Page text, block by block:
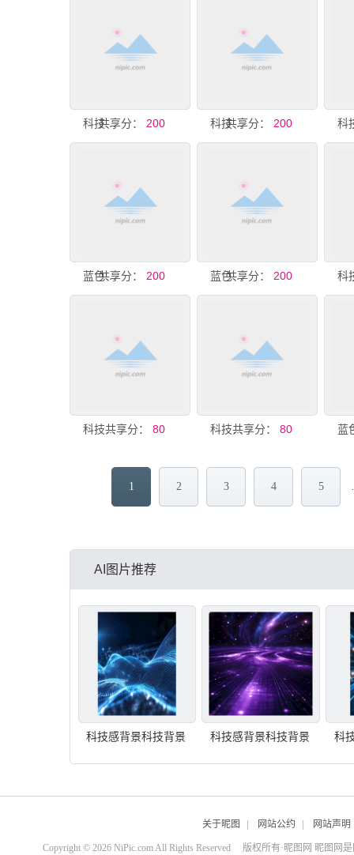
科技背景
共享分： 200 科技背景
共享分： 200
蓝色科技背景
共享分： 200 蓝色科技背景
共享分： 200
科技背景板
共享分： 80 科技背景板
共享分： 80
1 2 3 4 5
AI图片推荐
科技感背景科技背景 科技感背景科技背景 科
关于昵图 | 网站公约 | 网站声明
Copyright © 2026 NiPic.com All Rights Reserved 版权所有·昵图网 昵图网